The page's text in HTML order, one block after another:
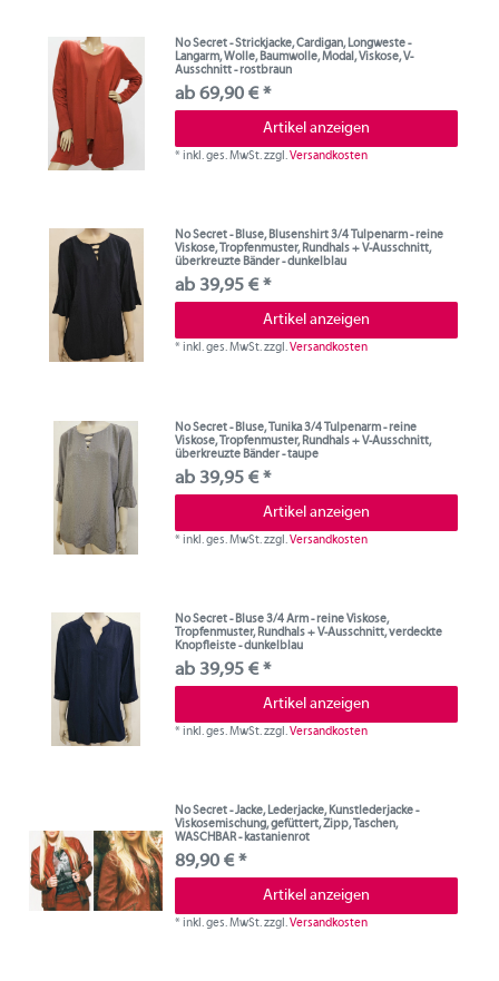
No Secret - Strickjacke, Cardigan, Longweste -
Langarm, Wolle, Baumwolle, Modal, Viskose, V-
Ausschnitt - rostbraun
ab 69,90 € *
Artikel anzeigen
*inkl. ges. MwSt.zzgl.Versandkosten
No Secret - Bluse, Blusenshirt 3/4 Tulpenarm - reine
Viskose, Tropfenmuster, Rundhals + V-Ausschnitt,
überkreuzte Bänder - dunkelblau
ab 39,95 € *
Artikel anzeigen
*inkl. ges. MwSt.zzgl.Versandkosten
No Secret - Bluse, Tunika 3/4 Tulpenarm - reine
Viskose, Tropfenmuster, Rundhals + V-Ausschnitt,
überkreuzte Bänder - taupe
ab 39,95 € *
Artikel anzeigen
*inkl. ges. MwSt.zzgl.Versandkosten
No Secret - Bluse 3/4 Arm - reine Viskose,
Tropfenmuster, Rundhals + V-Ausschnitt, verdeckte
Knopfleiste - dunkelblau
ab 39,95 € *
Artikel anzeigen
*inkl. ges. MwSt.zzgl.Versandkosten
No Secret - Jacke, Lederjacke, Kunstlederjacke -
Viskosemischung, gefüttert, Zipp, Taschen,
WASCHBAR - kastanienrot
89,90 € *
Artikel anzeigen
*inkl. ges. MwSt.zzgl.Versandkosten